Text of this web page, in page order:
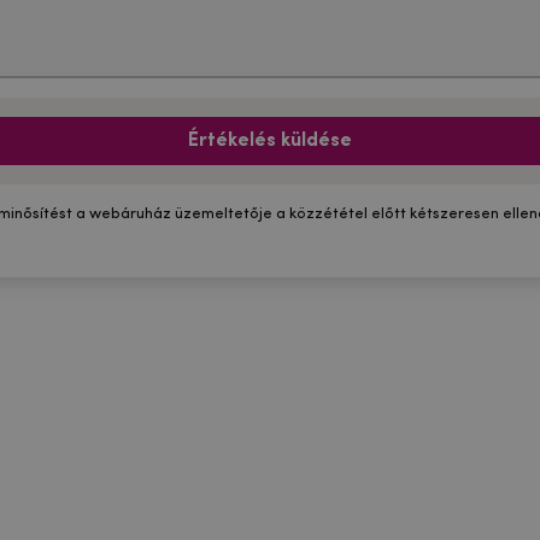
Értékelés küldése
a webáruház üzemeltetője a közzététel előtt kétszeresen